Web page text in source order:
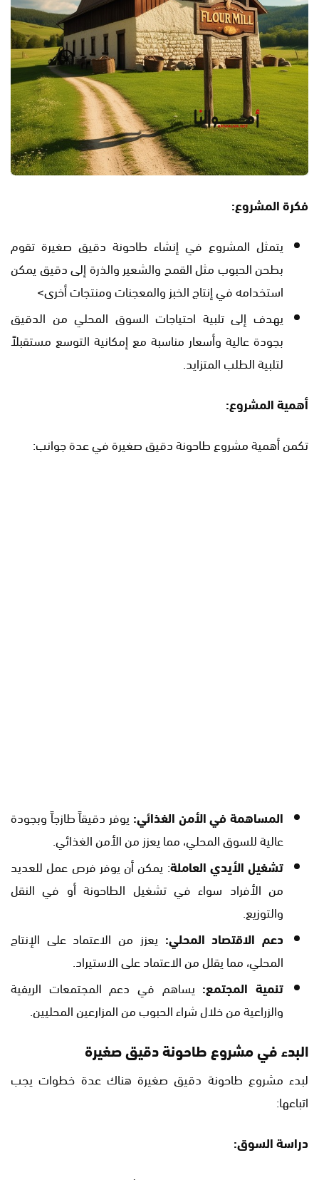
فكرة المشروع:
يتمثل المشروع في إنشاء طاحونة دقيق صغيرة تقوم
بطحن الحبوب مثل القمح والشعير والذرة إلى دقيق يمكن
استخدامه في إنتاج الخبز والمعجنات ومنتجات أخرى>
يهدف إلى تلبية احتياجات السوق المحلي من الدقيق
بجودة عالية وأسعار مناسبة مع إمكانية التوسع مستقبلاً
لتلبية الطلب المتزايد.
أهمية المشروع:
تكمن أهمية مشروع طاحونة دقيق صغيرة في عدة جوانب:
المساهمة في الأمن الغذائي: يوفر دقيقاً طازجاً وبجودة
عالية للسوق المحلي، مما يعزز من الأمن الغذائي.
تشغيل الأيدي العاملة: يمكن أن يوفر فرص عمل للعديد
من الأفراد سواء في تشغيل الطاحونة أو في النقل
والتوزيع.
دعم الاقتصاد المحلي: يعزز من الاعتماد على الإنتاج
المحلي، مما يقلل من الاعتماد على الاستيراد.
تنمية المجتمع: يساهم في دعم المجتمعات الريفية
والزراعية من خلال شراء الحبوب من المزارعين المحليين.
البدء في مشروع طاحونة دقيق صغيرة
لبدء مشروع طاحونة دقيق صغيرة هناك عدة خطوات يجب
اتباعها:
دراسة السوق: